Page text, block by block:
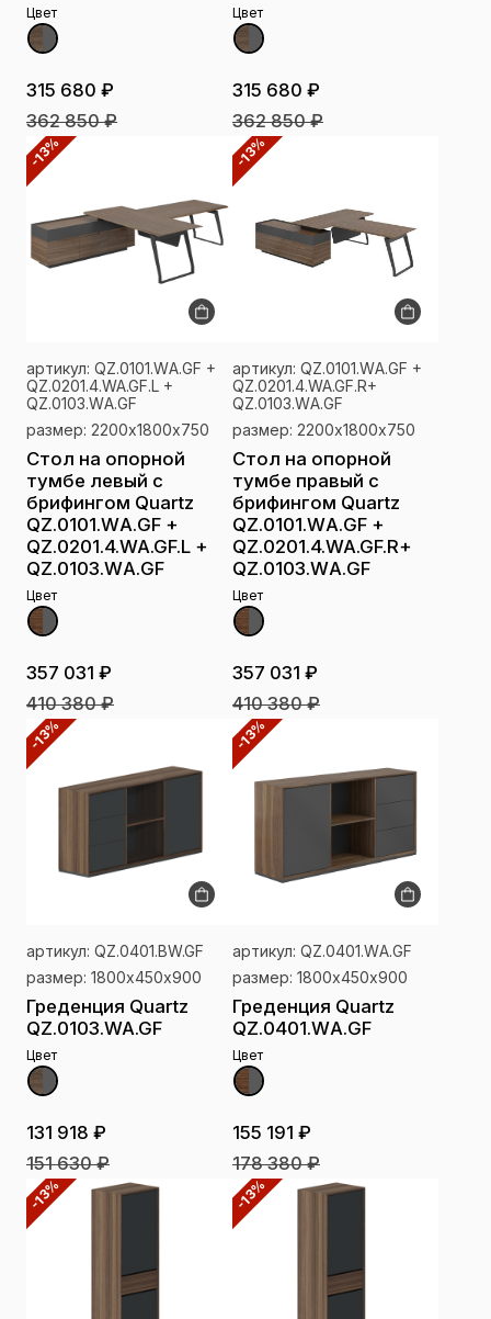
Цвет
315 680 ₽
362 850 ₽
Цвет
315 680 ₽
362 850 ₽
-13%
артикул: QZ.0101.WА.GF +
QZ.0201.4.WA.GF.L +
QZ.0103.WА.GF
размер: 2200х1800х750
Стол на опорной
тумбе левый с
брифингом Quartz
QZ.0101.WА.GF +
QZ.0201.4.WA.GF.L +
QZ.0103.WА.GF
Цвет
357 031 ₽
410 380 ₽
-13%
артикул: QZ.0101.WА.GF +
QZ.0201.4.WA.GF.R+
QZ.0103.WА.GF
размер: 2200х1800х750
Стол на опорной
тумбе правый с
брифингом Quartz
QZ.0101.WА.GF +
QZ.0201.4.WA.GF.R+
QZ.0103.WА.GF
Цвет
357 031 ₽
410 380 ₽
-13%
артикул: QZ.0401.BW.GF
размер: 1800х450х900
Греденция Quartz
QZ.0103.WA.GF
Цвет
131 918 ₽
151 630 ₽
-13%
артикул: QZ.0401.WА.GF
размер: 1800х450х900
Греденция Quartz
QZ.0401.WА.GF
Цвет
155 191 ₽
178 380 ₽
-13% -13%